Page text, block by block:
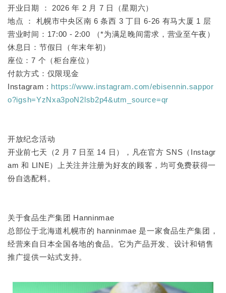
开业日期 ： 2026 年 2 月 7 日（星期六）
地点 ： 札幌市中央区南 6 条西 3 丁目 6-26 有马大厦 1 层
营业时间：17:00 - 2:00 （*为满足晚间需求，营业至午夜）
休息日：节假日（年末年初）
座位：7 个（柜台座位）
付款方式：仅限现金
Instagram : https://www.instagram.com/ebisennin.sappor
o?igsh=YzNxa3poN2lsb2p4&utm_source=qr
开放纪念活动
开业前七天（2 月 7 日至 14 日），凡在官方 SNS（Instagr
am 和 LINE）上关注并注册为好友的顾客，均可免费获得一
份自选配料。
关于食品生产集团 Hanninmae
总部位于北海道札幌市的 hanninmae 是一家食品生产集团，
经营来自日本全国各地的食品。它为产品开发、设计和销售
推广提供一站式支持。